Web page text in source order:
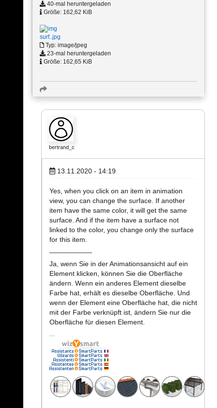
40-mal heruntergeladen
Größe: 162,62 KiB
surf..jpg
Typ: image/jpeg
23-mal heruntergeladen
Größe: 162,65 KiB
bertrand_c
13.11.2020 - 14:19
Yes, when you click on an item in animation
view, you can change the surface. If another
item have the same color, it will get the same
surface. And if the item have a surface not
linked to the color, you change only the surface
for this item.
Ja, wenn Sie in der Animationsansicht auf ein
Element klicken, können Sie die Oberfläche
ändern. Wenn ein anderes Element dieselbe
Farbe hat, erhält es dieselbe Oberfläche. Und
wenn der Element eine Oberfläche hat, die nicht
mit der Farbe verknüpft ist, ändern Sie nur die
Oberfläche für diesen Element.